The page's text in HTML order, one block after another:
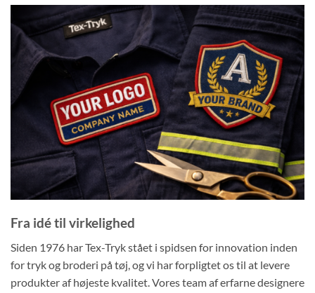
Fra idé til virkelighed
Siden 1976 har Tex-Tryk stået i spidsen for innovation inden
for tryk og broderi på tøj, og vi har forpligtet os til at levere
produkter af højeste kvalitet. Vores team af erfarne designere